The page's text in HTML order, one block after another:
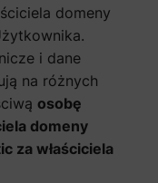
domeny
i dane
na różnych
osobę
domeny
za właściciela